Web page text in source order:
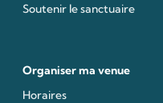
Soutenir le sanctuaire
Organiser ma venue
Horaires